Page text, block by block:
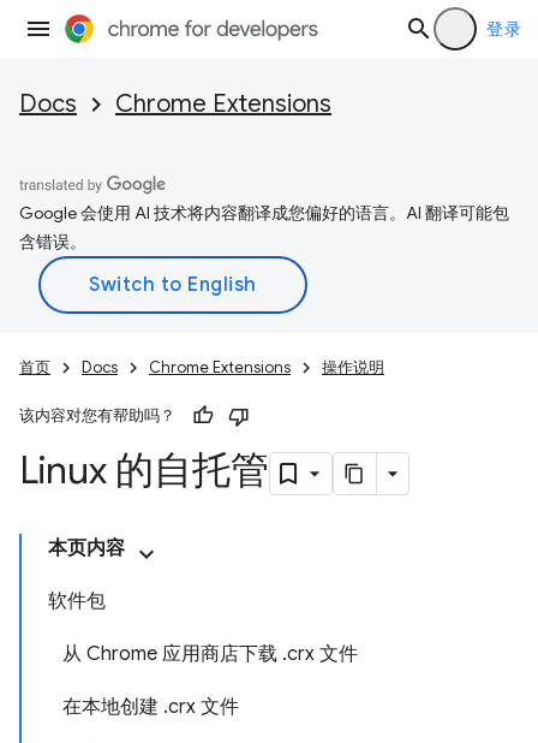
登录
Docs Chrome Extensions
Google 会使用 AI 技术将内容翻译成您偏好的语言。AI 翻译可能包
含错误。
首页 Docs Chrome Extensions 操作说明
该内容对您有帮助吗？
Linux 的自托管
本页内容
软件包
从 Chrome 应用商店下载 .crx 文件
在本地创建 .crx 文件